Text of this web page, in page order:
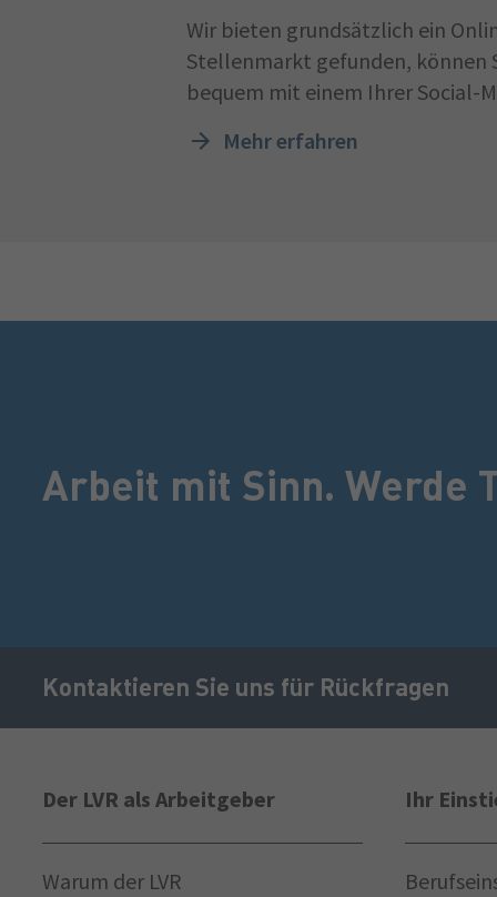
Wir bieten grundsätzlich ein
Stellenmarkt gefunden, können
bequem mit einem Ihrer Social-
Mehr erfahren
Fußzeile
Schnellmenü
Arbeit mit Sinn. Werde
Kontaktieren Sie uns für Rückfragen
Navigation
Der LVR als Arbeitgeber
Warum der LVR
Ihr